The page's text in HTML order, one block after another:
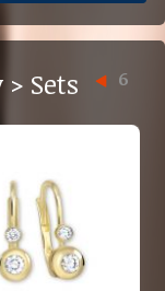
Sets 6